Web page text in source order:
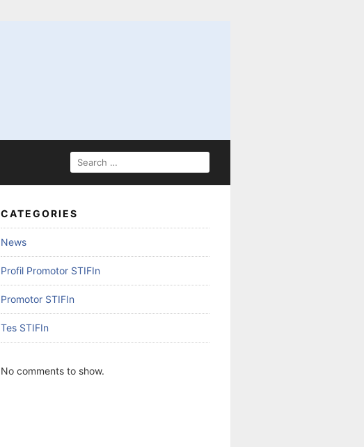
SEARCH
FOR:
CATEGORIES
News
Profil Promotor STIFIn
Promotor STIFIn
Tes STIFIn
No comments to show.